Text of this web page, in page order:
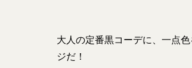
大人の定番黒コーデに、一点
ジだ！